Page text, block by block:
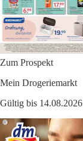
Zum Prospekt
Mein Drogeriemarkt
Gültig bis 14.08.2026